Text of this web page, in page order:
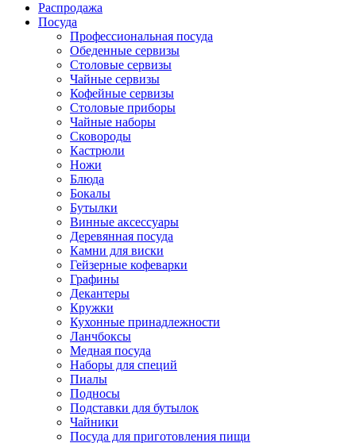
Распродажа
Посуда
Профессиональная посуда
Обеденные сервизы
Столовые сервизы
Чайные сервизы
Кофейные сервизы
Столовые приборы
Чайные наборы
Сковороды
Кастрюли
Ножи
Блюда
Бокалы
Бутылки
Винные аксессуары
Деревянная посуда
Камни для виски
Гейзерные кофеварки
Графины
Декантеры
Кружки
Кухонные принадлежности
Ланчбоксы
Медная посуда
Наборы для специй
Пиалы
Подносы
Подставки для бутылок
Чайники
Посуда для приготовления пищи